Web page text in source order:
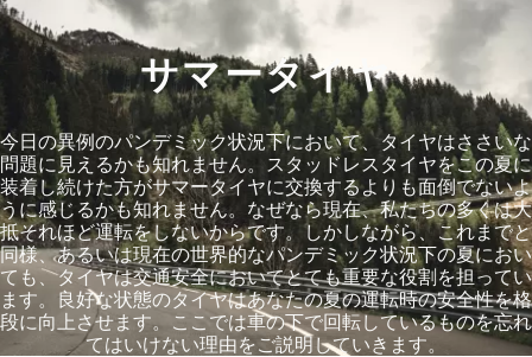
サマータイヤ
今日の異例のパンデミック状況下において、タイヤはささいな
問題に見えるかも知れません。スタッドレスタイヤをこの夏に
装着し続けた方がサマータイヤに交換するよりも面倒でないよ
うに感じるかも知れません。なぜなら現在、私たちの多くは大
抵それほど運転をしないからです。しかしながら、これまでと
同様、あるいは現在の世界的なパンデミック状況下の夏におい
ても、タイヤは交通安全においてとても重要な役割を担ってい
ます。良好な状態のタイヤはあなたの夏の運転時の安全性を格
段に向上させます。ここでは車の下で回転しているものを忘れ
てはいけない理由をご説明していきます。